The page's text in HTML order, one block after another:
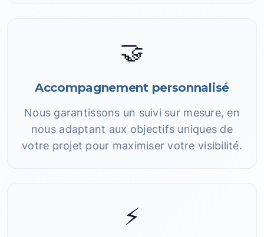
🤝
Accompagnement personnalisé
Nous garantissons un suivi sur mesure, en
nous adaptant aux objectifs uniques de
votre projet pour maximiser votre visibilité.
⚡